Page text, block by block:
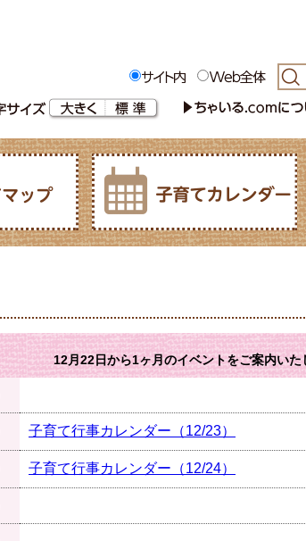
12月22日から1ヶ月のイベントをご案内いた
子育て行事カレンダー（12/23）
子育て行事カレンダー（12/24）